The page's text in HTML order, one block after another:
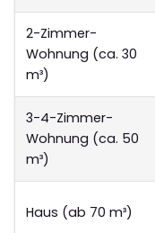
2-Zimmer-
Wohnung (ca. 30
m³)
3-4-Zimmer-
Wohnung (ca. 50
m³)
Haus (ab 70 m³)